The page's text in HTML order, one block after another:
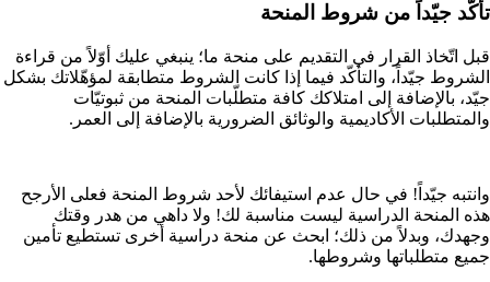
تأكّد جيّداً من شروط المنحة
قبل اتّخاذ القرار في التقديم على منحة ما؛ ينبغي عليك أوّلاً من قراءة
الشروط جيّداً، والتأكّد فيما إذا كانت الشروط متطابقة لمؤهّلاتك بشكل
جيّد، بالإضافة إلى امتلاكك كافة متطلّبات المنحة من ثبوتيّات
والمتطلبات الأكاديمية والوثائق الضرورية بالإضافة إلى العمر.
وانتبه جيّداً! في حال عدم استيفائك لأحد شروط المنحة فعلى الأرجح
هذه المنحة الدراسية ليست مناسبة لك! ولا داهي من هدر وقتك
وجهدك، وبدلاً من ذلك؛ ابحث عن منحة دراسية أخرى تستطيع تأمين
جميع متطلباتها وشروطها.